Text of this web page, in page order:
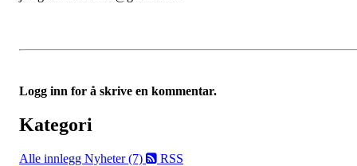
Logg inn for å skrive en kommentar.
Kategori
Alle innlegg Nyheter (7) RSS